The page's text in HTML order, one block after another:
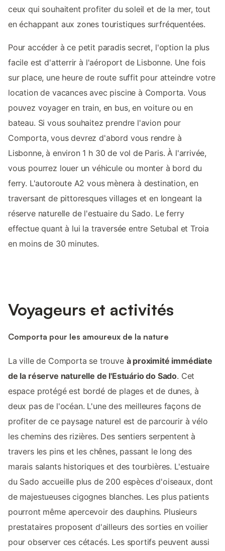
ceux qui souhaitent profiter du soleil et de la mer, tout
en échappant aux zones touristiques surfréquentées.
Pour accéder à ce petit paradis secret, l'option la plus
facile est d'atterrir à l'aéroport de Lisbonne. Une fois
sur place, une heure de route suffit pour atteindre votre
location de vacances avec piscine à Comporta. Vous
pouvez voyager en train, en bus, en voiture ou en
bateau. Si vous souhaitez prendre l'avion pour
Comporta, vous devrez d'abord vous rendre à
Lisbonne, à environ 1 h 30 de vol de Paris. À l'arrivée,
vous pourrez louer un véhicule ou monter à bord du
ferry. L'autoroute A2 vous mènera à destination, en
traversant de pittoresques villages et en longeant la
réserve naturelle de l'estuaire du Sado. Le ferry
effectue quant à lui la traversée entre Setubal et Troia
en moins de 30 minutes.
Voyageurs et activités
Comporta pour les amoureux de la nature
La ville de Comporta se trouve à proximité immédiate
de la réserve naturelle de l'Estuário do Sado. Cet
espace protégé est bordé de plages et de dunes, à
deux pas de l'océan. L'une des meilleures façons de
profiter de ce paysage naturel est de parcourir à vélo
les chemins des rizières. Des sentiers serpentent à
travers les pins et les chênes, passant le long des
marais salants historiques et des tourbières. L'estuaire
du Sado accueille plus de 200 espèces d'oiseaux, dont
de majestueuses cigognes blanches. Les plus patients
pourront même apercevoir des dauphins. Plusieurs
prestataires proposent d'ailleurs des sorties en voilier
pour observer ces cétacés. Les sportifs peuvent aussi